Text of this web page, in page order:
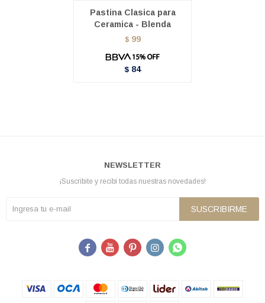
Pastina Clasica para
Ceramica - Blenda
$ 99
$ 84
NEWSLETTER
¡Suscribite y recibí todas nuestras novedades!
SUSCRIBIRME
    